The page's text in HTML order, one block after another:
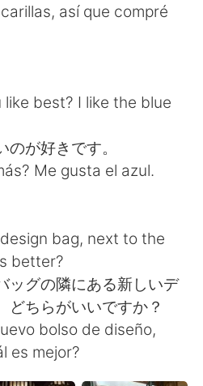
así que compré
best? I like the blue
が好きです。
Me gusta el azul.
bag, next to the
better?
ッグの隣にある新しいデ
どちらがいいですか？
bolso de diseño,
es mejor?